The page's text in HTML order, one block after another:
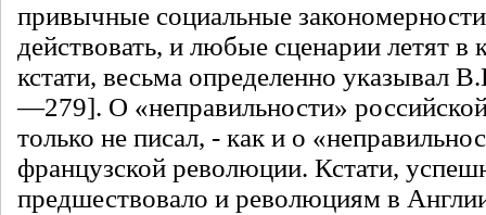
привычные социальные
действовать, и любые сценарии летят в
кстати, весьма определенно указывал
—279]. О «неправильности»
только не писал, - как и о
французской революции. Кстати,
предшествовало и революциям в